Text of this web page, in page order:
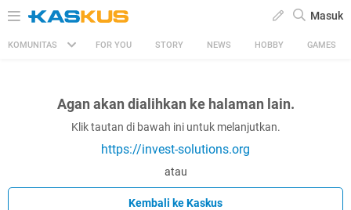
Masuk
KOMUNITAS FOR YOU STORY NEWS HOBBY GAMES
Agan akan dialihkan ke halaman lain.
Klik tautan di bawah ini untuk melanjutkan.
https://invest-solutions.org
atau
Kembali ke Kaskus